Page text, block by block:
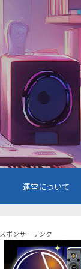
運営について
スポンサーリンク